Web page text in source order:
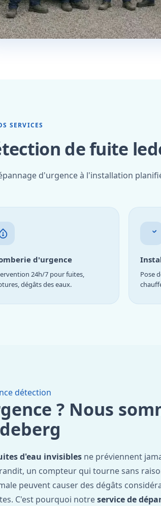
SERVICES
de fuite
d'urgence à l'installation
d'urgence
24h/7 pour fuites,
dégâts des eaux.
Pose
détection
? Nous
d'eau invisibles ne préviennent
un compteur qui tourne sans
peuvent causer des dégâts
C'est pourquoi notreservice de